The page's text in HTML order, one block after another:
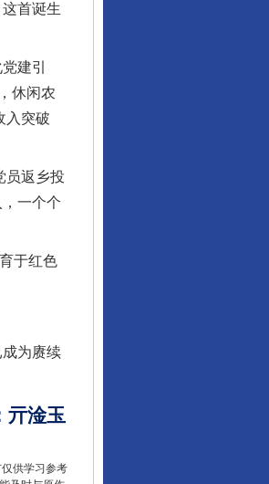
首诞生
建引
休闲农
入突破
员返乡投
一个个
于红色
为赓续
亓淦玉
供学习参考